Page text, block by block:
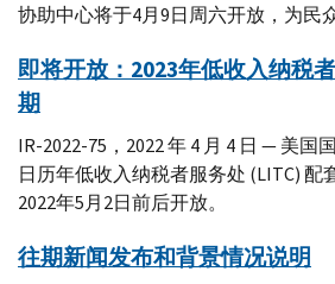
协助中心将于4月9日周六开放，为民
即将开放：2023年低收入纳税
期
IR-2022-75，2022 年 4 月 4 日 — 美国
日历年低收入纳税者服务处 (LITC) 配
2022年5月2日前后开放。
往期新闻发布和背景情况说明